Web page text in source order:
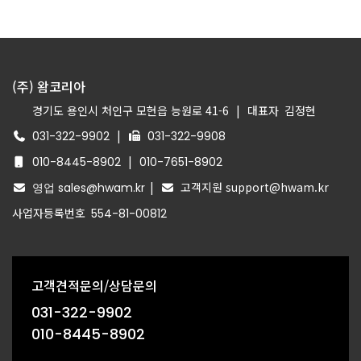
(주) 왐코리아
경기도 용인시 처인구 모현읍 능원로 41-6 | 대표자 김정현
031-322-9902 |
031-322-9908
010-8445-8902 | 010-7651-8902
영업 sales@hwam.kr |
고객지원 support@hwam.kr
사업자등록번호 554-81-00812
고객견적문의/상담문의
031-322-9902
010-8445-8902